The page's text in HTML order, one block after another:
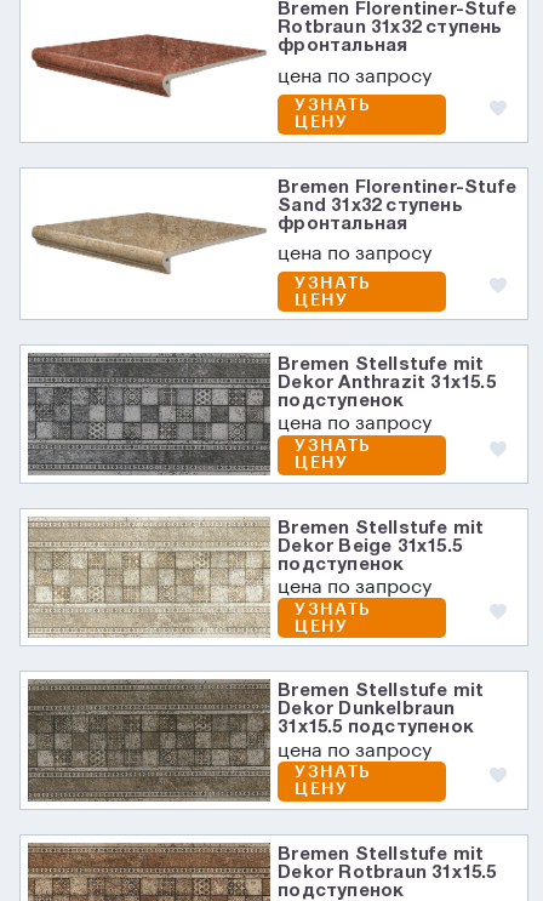
Bremen Florentiner-Stufe
Rotbraun 31х32 ступень
фронтальная
цена по запросу
УЗНАТЬ
ЦЕНУ
Bremen Florentiner-Stufe
Sand 31х32 ступень
фронтальная
цена по запросу
УЗНАТЬ
ЦЕНУ
Bremen Stellstufe mit
Dekor Anthrazit 31х15.5
подступенок
цена по запросу
УЗНАТЬ
ЦЕНУ
Bremen Stellstufe mit
Dekor Beige 31х15.5
подступенок
цена по запросу
УЗНАТЬ
ЦЕНУ
Bremen Stellstufe mit
Dekor Dunkelbraun
31х15.5 подступенок
цена по запросу
УЗНАТЬ
ЦЕНУ
Bremen Stellstufe mit
Dekor Rotbraun 31х15.5
подступенок